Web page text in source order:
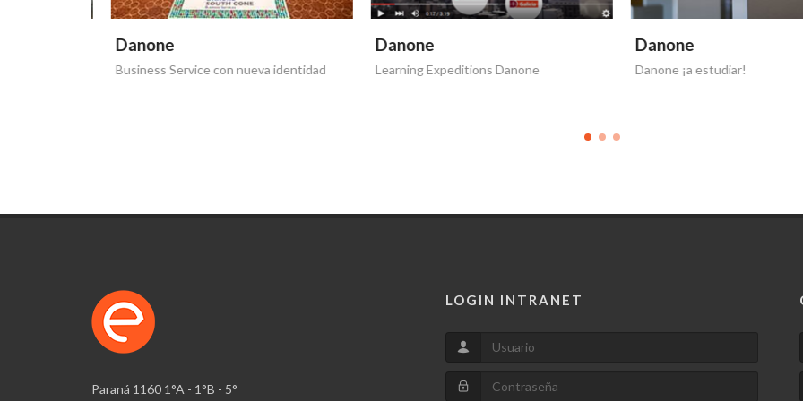
Danone
Business Service con nueva identidad
Danone
Learning Expeditions Danone
Danone
Danone ¡a estudiar!
Paraná 1160 1°A - 1°B - 5°
LOGIN INTRANET